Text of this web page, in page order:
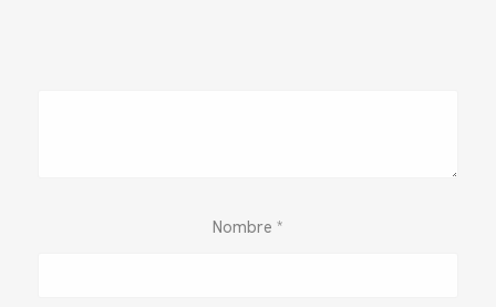
Nombre *